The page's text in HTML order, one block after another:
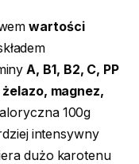
wartości
A, B1, B2, C, PP
żelazo, magnez,
100g
intensywny
dużo karotenu